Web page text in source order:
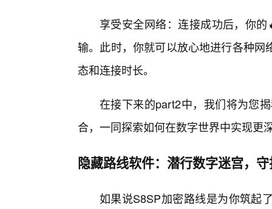
享受安全网络：连接成功后，你
输。此时，你就可以放心地进行各种
态和连接时长。
在接下来的part2中，我们将为您
合，一同探索如何在数字世界中实现更
隐藏路线软件：潜行数字迷宫，
如果说S8SP加密路线是为你筑起